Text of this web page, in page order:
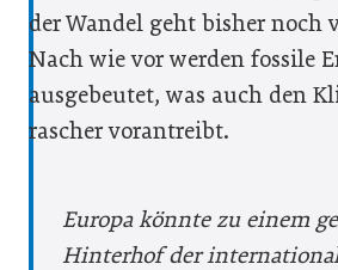
der Wandel geht bisher noch
Nach wie vor werden fossile
ausgebeutet, was auch den
rascher vorantreibt.
Europa könnte zu einem
Hinterhof der